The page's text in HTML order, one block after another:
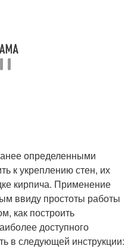
определенными
к укреплению стен, их
кирпича. Применение
ввиду простоты работы
как построить
доступного
в следующей инструкции: